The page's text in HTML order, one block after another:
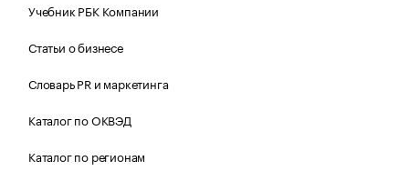
Учебник РБК Компании
Статьи о бизнесе
Словарь PR и маркетинга
Каталог по ОКВЭД
Каталог по регионам